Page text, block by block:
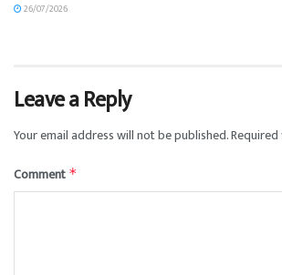
26/07/2026
Leave a Reply
Your email address will not be published.
Comment *